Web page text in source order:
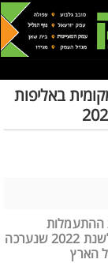
באליפות
ההתעמלות
האמנותית של עפולה באליפות עפולה הפתוחה לשנת 2022 שנערכה